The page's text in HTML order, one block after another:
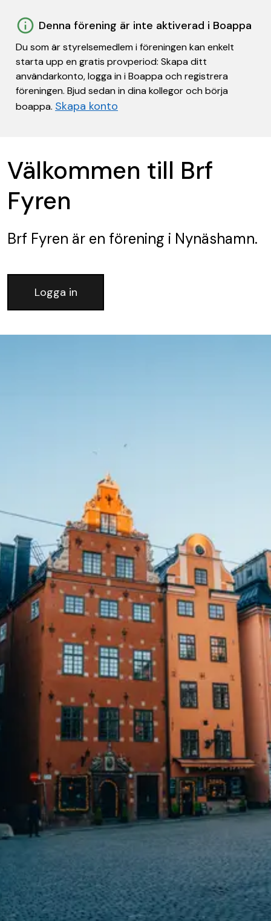
Denna förening är inte aktiverad i Boappa
Du som är styrelsemedlem i föreningen kan enkelt
starta upp en gratis provperiod: Skapa ditt
användarkonto, logga in i Boappa och registrera
föreningen. Bjud sedan in dina kollegor och börja
boappa. Skapa konto
Välkommen till Brf
Fyren
Brf Fyren är en förening i Nynäshamn.
Logga in